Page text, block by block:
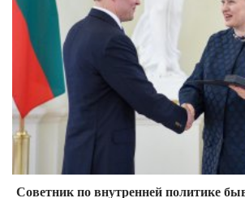
Советник по внутренней политике